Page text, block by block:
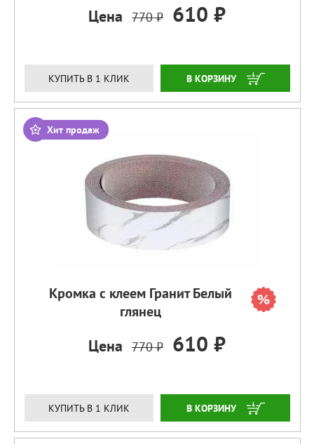
Цена 770 ₽ 610 ₽
КУПИТЬ В 1 КЛИК ЗАКАЗАТЬ
Хит продаж
Кромка с клеем Гранит Белый
глянец
Цена 770 ₽ 610 ₽
КУПИТЬ В 1 КЛИК ЗАКАЗАТЬ